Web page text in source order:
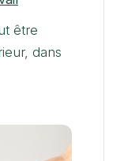
être
dans